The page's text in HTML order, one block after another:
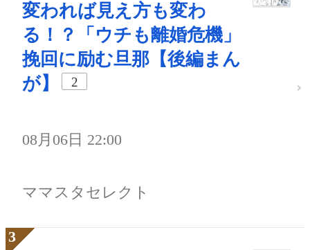
変われば見え方も変わ
る！？「ウチも離婚危機」
挽回に励む旦那【後編まん
が】
2
08月06日 22:00
ママスタセレクト